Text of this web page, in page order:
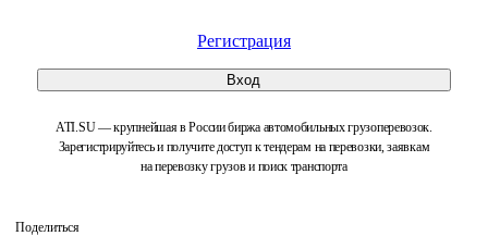
Регистрация
Вход
ATI.SU — крупнейшая в России биржа автомобильных грузоперевозок.
Зарегистрируйтесь и получите доступ к тендерам на перевозки, заявкам
на перевозку грузов и поиск транспорта
Поделиться